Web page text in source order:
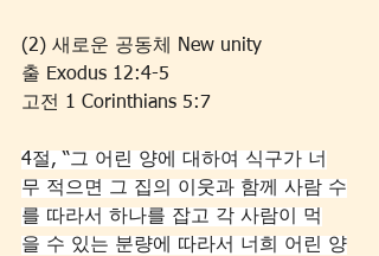
(2) 새로운 공동체 New unity
출 Exodus 12:4-5
고전 1 Corinthians 5:7
4절, “그 어린 양에 대하여 식구가 너
무 적으면 그 집의 이웃과 함께 사람 수
를 따라서 하나를 잡고 각 사람이 먹
을 수 있는 분량에 따라서 너희 어린 양